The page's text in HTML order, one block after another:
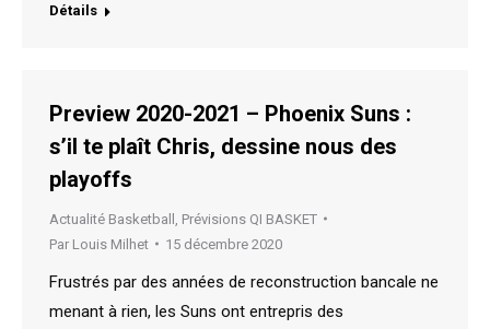
Détails
Preview 2020-2021 – Phoenix Suns :
s’il te plaît Chris, dessine nous des
playoffs
Actualité Basketball Prévisions QI BASKET
Par Louis Milhet 15 décembre 2020
Frustrés par des années de reconstruction bancale ne
menant à rien, les Suns ont entrepris des